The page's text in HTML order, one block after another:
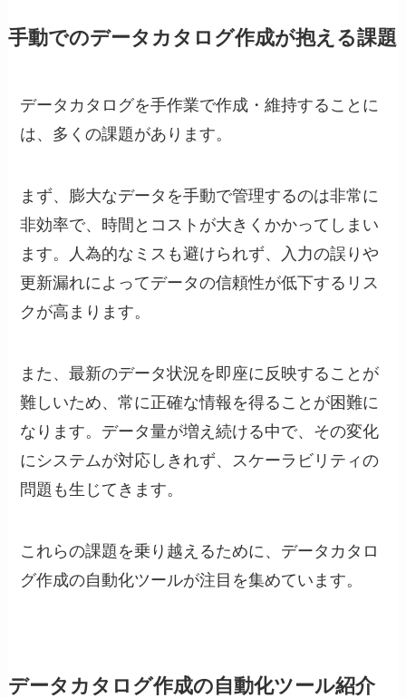
手動でのデータカタログ作成が抱える課題
データカタログを手作業で作成・維持することに
は、多くの課題があります。
まず、膨大なデータを手動で管理するのは非常に
非効率で、時間とコストが大きくかかってしまい
ます。人為的なミスも避けられず、入力の誤りや
更新漏れによってデータの信頼性が低下するリス
クが高まります。
また、最新のデータ状況を即座に反映することが
難しいため、常に正確な情報を得ることが困難に
なります。データ量が増え続ける中で、その変化
にシステムが対応しきれず、スケーラビリティの
問題も生じてきます。
これらの課題を乗り越えるために、データカタロ
グ作成の自動化ツールが注目を集めています。
データカタログ作成の自動化ツール紹介